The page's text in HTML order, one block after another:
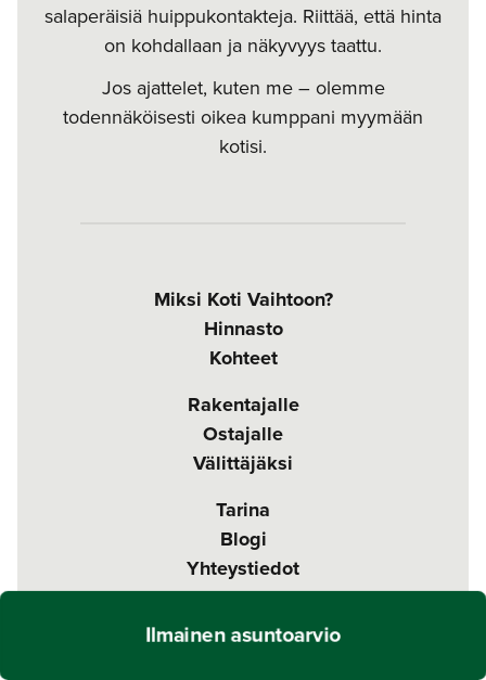
salaperäisiä huippukontakteja. Riittää, että hinta
on kohdallaan ja näkyvyys taattu.
Jos ajattelet, kuten me – olemme
todennäköisesti oikea kumppani myymään
kotisi.
Miksi Koti Vaihtoon?
Hinnasto
Kohteet
Rakentajalle
Ostajalle
Välittäjäksi
Tarina
Blogi
Yhteystiedot
Ilmainen asuntoarvio